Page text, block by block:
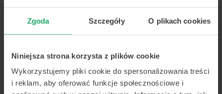
Zgoda Szczegóły O plikach cookies
Niniejsza strona korzysta z plików cookie
Wykorzystujemy pliki cookie do spersonalizowania treści
i reklam, aby oferować funkcje społecznościowe i
krążenia:
metodą długotrwałego monitorowania),
monitorowanie rytmu serca (długotrwałe
EKG),